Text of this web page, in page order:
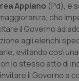
Giulia
& coronaropatie
Appiano (Pd), e
che
il Governo ad
agli elenchi
evitando così
lo stesso atto di
il Governo a